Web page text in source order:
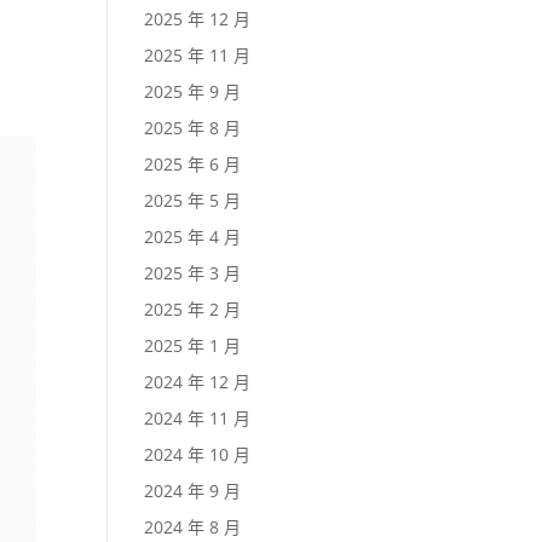
2025 年 12 月
2025 年 11 月
2025 年 9 月
2025 年 8 月
2025 年 6 月
2025 年 5 月
2025 年 4 月
2025 年 3 月
2025 年 2 月
2025 年 1 月
2024 年 12 月
2024 年 11 月
2024 年 10 月
2024 年 9 月
2024 年 8 月